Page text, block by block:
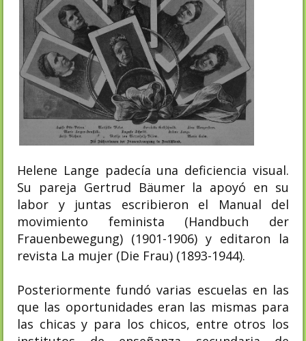
Helene Lange padecía una deficiencia visual.
Su pareja Gertrud Bäumer la apoyó en su
labor y juntas escribieron el
Manual del
movimiento feminista (Handbuch der
Frauenbewegung) (1901-1906) y editaron la
revista La mujer (Die Frau) (1893-1944).
Posteriormente fundó varias escuelas en las
que las oportunidades eran las mismas para
las chicas y para los chicos, entre otros los